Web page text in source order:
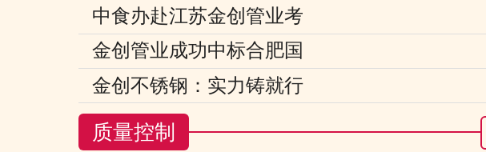
中食办赴江苏金创管业考
金创管业成功中标合肥国
金创不锈钢：实力铸就行
质量控制